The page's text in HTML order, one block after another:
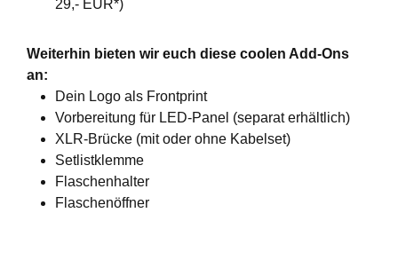
29,- EUR*)
Weiterhin bieten wir euch diese coolen Add-Ons
an:
Dein Logo als Frontprint
Vorbereitung für LED-Panel (separat erhältlich)
XLR-Brücke (mit oder ohne Kabelset)
Setlistklemme
Flaschenhalter
Flaschenöffner